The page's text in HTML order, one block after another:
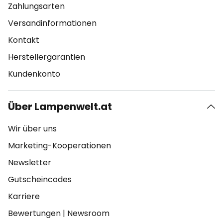
Zahlungsarten
Versandinformationen
Kontakt
Herstellergarantien
Kundenkonto
Über Lampenwelt.at
Wir über uns
Marketing-Kooperationen
Newsletter
Gutscheincodes
Karriere
Bewertungen | Newsroom